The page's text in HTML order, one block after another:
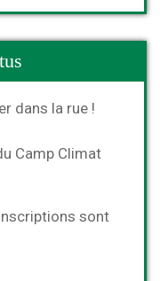
dans la rue !
Camp Climat
sont